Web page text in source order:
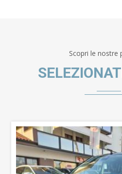
Scopri le nostre